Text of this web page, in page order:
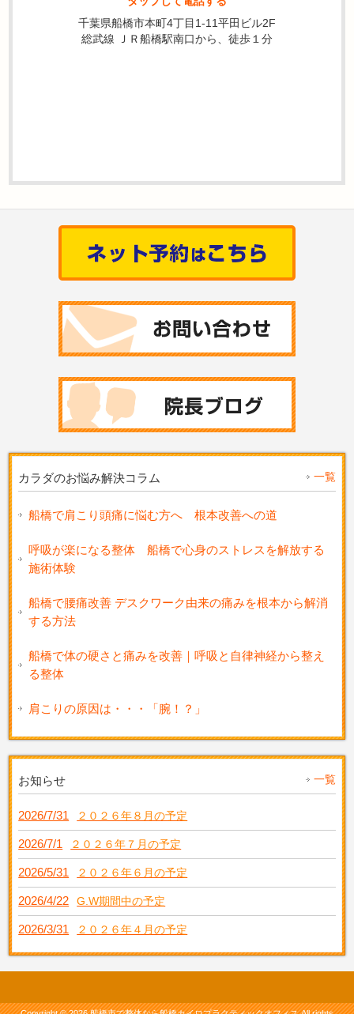
千葉県船橋市本町4丁目1-11平田ビル2F
総武線 ＪＲ船橋駅南口から、徒歩１分
カラダのお悩み解決コラム 一覧
船橋で肩こり頭痛に悩む方へ 根本改善への道
呼吸が楽になる整体 船橋で心身のストレスを解放する
施術体験
船橋で腰痛改善 デスクワーク由来の痛みを根本から解消
する方法
船橋で体の硬さと痛みを改善｜呼吸と自律神経から整え
る整体
肩こりの原因は・・・「腕！？」
お知らせ 一覧
2026/7/31 ２０２６年８月の予定
2026/7/1 ２０２６年７月の予定
2026/5/31 ２０２６年６月の予定
2026/4/22 G.W期間中の予定
2026/3/31 ２０２６年４月の予定